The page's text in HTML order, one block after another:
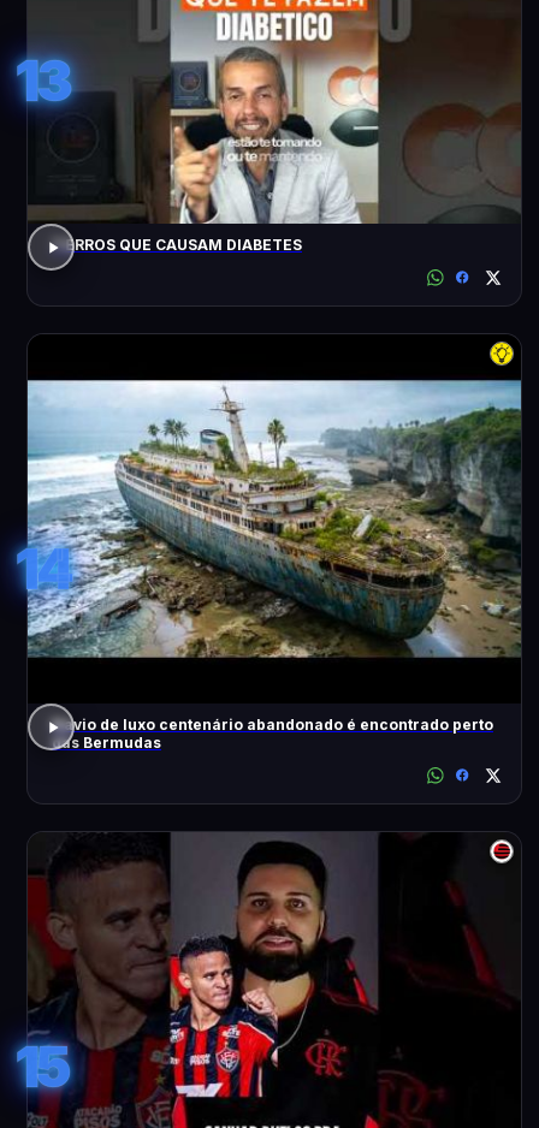
13
7 ERROS QUE CAUSAM DIABETES
14
Navio de luxo centenário abandonado é encontrado perto
das Bermudas
15